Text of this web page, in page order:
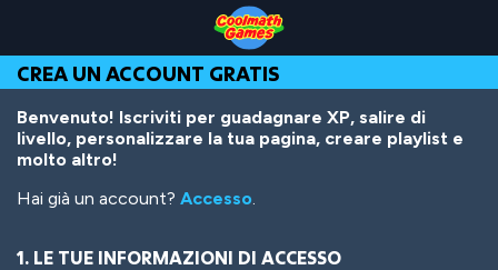
Top
of
Page
Navigation
Main
Content
Footer
contenuto
principale
CREA UN ACCOUNT GRATIS
Benvenuto! Iscriviti per guadagnare XP, salire di
livello, personalizzare la tua pagina, creare playlist e
molto altro!
Hai già un account? Accesso.
1. LE TUE INFORMAZIONI DI ACCESSO